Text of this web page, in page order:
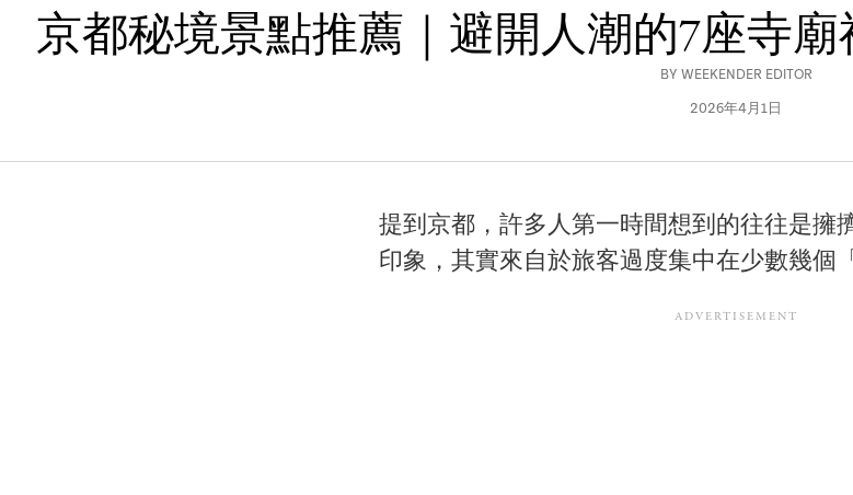
京都秘境景點推薦｜避開人潮的7座寺
BY WEEKENDER EDITOR
2026年4月1日
提到京都，許多人第一時間想到的往往是
印象，其實來自於旅客過度集中在少數幾個